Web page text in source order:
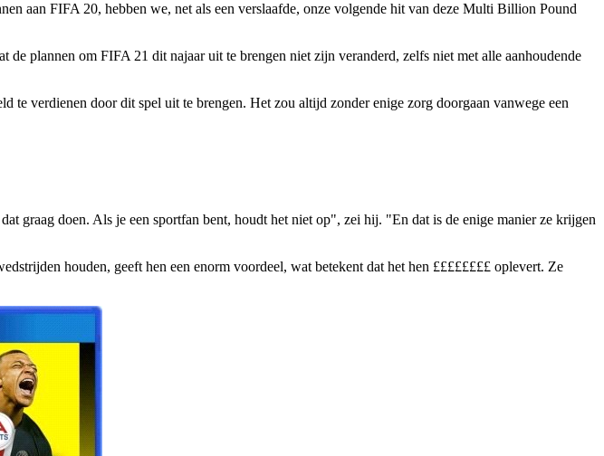
aan FIFA 20, hebben we, net als een verslaafde, onze volgende hit van deze Multi Billion Pound
plannen om FIFA 21 dit najaar uit te brengen niet zijn veranderd, zelfs niet met alle aanhoudende
verdienen door dit spel uit te brengen. Het zou altijd zonder enige zorg doorgaan vanwege een
graag doen. Als je een sportfan bent, houdt het niet op", zei hij. "En dat is de enige manier ze krijgen
houden, geeft hen een enorm voordeel, wat betekent dat het hen ££££££££ oplevert. Ze